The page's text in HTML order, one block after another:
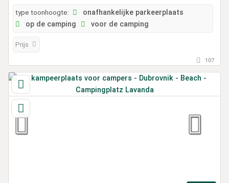
type toonhoogte:
onafhankelijke parkeerplaats
op de camping
voor de camping
Prijs
107